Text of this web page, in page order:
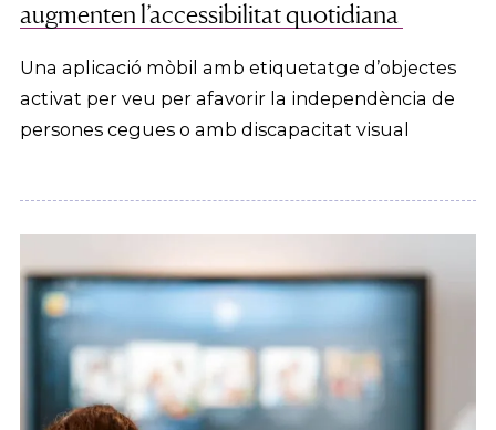
augmenten l’accessibilitat quotidiana
Una aplicació mòbil amb etiquetatge d’objectes
activat per veu per afavorir la independència de
persones cegues o amb discapacitat visual